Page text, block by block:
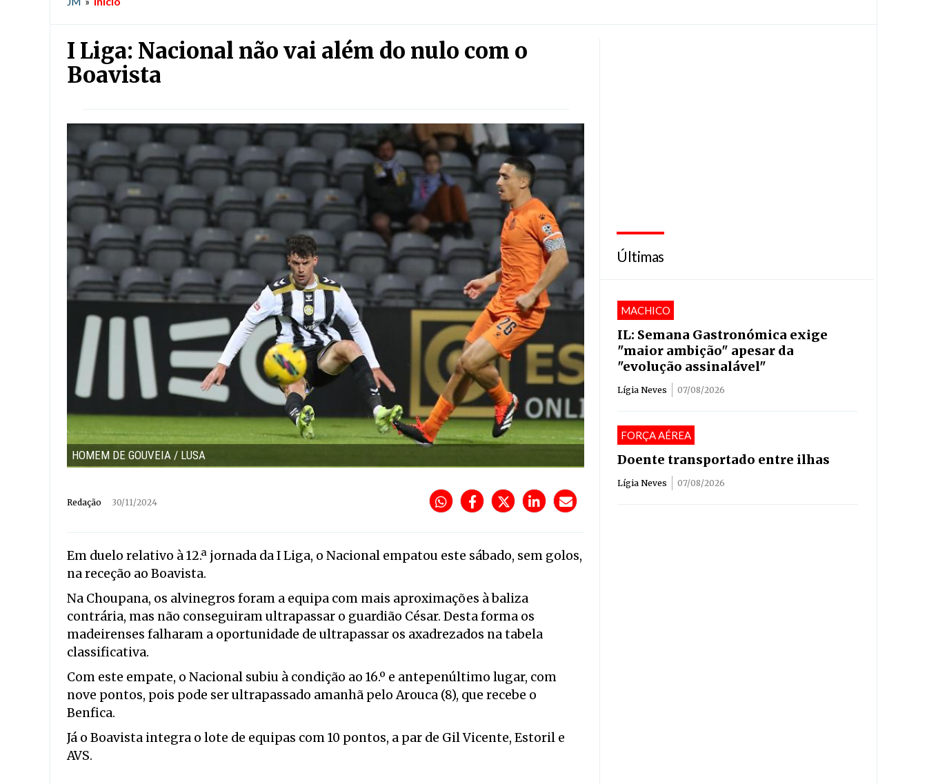
I Liga: Nacional não vai além do nulo com o
Boavista
HOMEM DE GOUVEIA / LUSA
Redação 30/11/2024
Em duelo relativo à 12.ª jornada da I Liga, o Nacional empatou este sábado, sem golos,
na receção ao Boavista.
Na Choupana, os alvinegros foram a equipa com mais aproximações à baliza
contrária, mas não conseguiram ultrapassar o guardião César. Desta forma os
madeirenses falharam a oportunidade de ultrapassar os axadrezados na tabela
classificativa.
Com este empate, o Nacional subiu à condição ao 16.º e antepenúltimo lugar, com
nove pontos, pois pode ser ultrapassado amanhã pelo Arouca (8), que recebe o
Benfica.
Já o Boavista integra o lote de equipas com 10 pontos, a par de Gil Vicente, Estoril e
AVS.
Últimas
MACHICO
IL: Semana Gastronómica exige
"maior ambição" apesar da
"evolução assinalável"
Lígia Neves 07/08/2026
FORÇA AÉREA
Doente transportado entre ilhas
Lígia Neves 07/08/2026